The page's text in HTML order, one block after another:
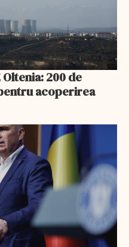
200 de
acoperirea